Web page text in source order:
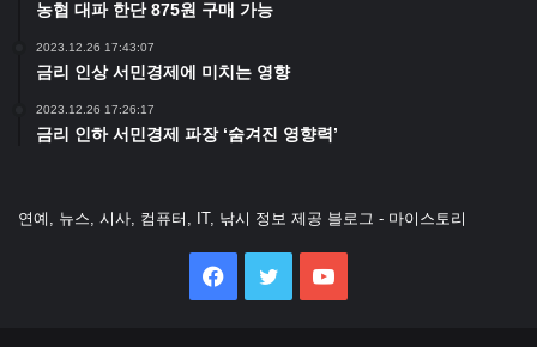
농협 대파 한단 875원 구매 가능
2023.12.26 17:43:07
금리 인상 서민경제에 미치는 영향
2023.12.26 17:26:17
금리 인하 서민경제 파장 ‘숨겨진 영향력’
연예, 뉴스, 시사, 컴퓨터, IT, 낚시 정보 제공 블로그 - 마이스토리
Facebook
Twitter